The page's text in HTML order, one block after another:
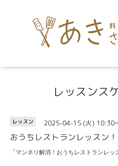
レッスンス
レッスン 2025-04-15 (火) 10:30
おうちレストランレッスン
「マンネリ解消！おうちレストランレ